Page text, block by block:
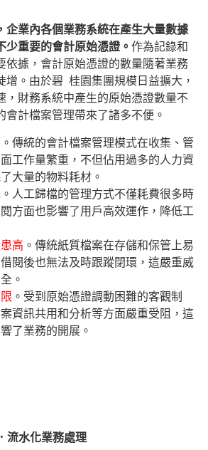
企業內各個業務系統在產生大量數據
少重要的會計原始憑證。 作為記錄和
依據，會計原始憑證的數量隨著業務
增。由於碧 桂園集團規模日益擴大，
，財務系統中產生的原始憑證數量不
會計檔案管理帶來了諸多不便。
。傳統的會計檔案管理模式在收集、管
工作量繁重，不但佔用過多的人力資
大量的物料耗材。
。人工歸檔的管理方式不僅耗費很多時
方面也影響了用戶高效運作，降低工
高 。傳統紙質檔案在存儲和保管上易
閱後也無法及時跟蹤閉環，這嚴重威
。
。受到原始憑證調動困難的客觀制
資訊共用和分析等方面嚴重受阻，這
了業務的開展。
流水化業務處理